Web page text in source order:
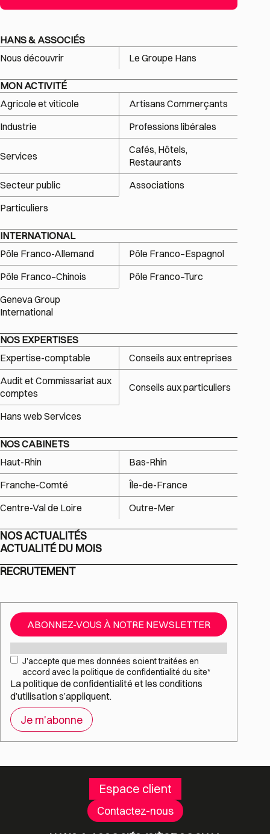
HANS & ASSOCIÉS
Nous découvrir
Le Groupe Hans
MON ACTIVITÉ
Agricole et viticole
Artisans Commerçants
Industrie
Professions libérales
Services
Cafés, Hôtels,
Restaurants
Secteur public
Associations
Particuliers
INTERNATIONAL
Pôle Franco-Allemand
Pôle Franco–Espagnol
Pôle Franco–Chinois
Pôle Franco–Turc
Geneva Group
International
NOS EXPERTISES
Expertise-comptable
Conseils aux entreprises
Audit et Commissariat aux
comptes
Conseils aux particuliers
Hans web Services
NOS CABINETS
Haut-Rhin
Bas-Rhin
Franche-Comté
Île-de-France
Centre-Val de Loire
Outre-Mer
NOS ACTUALITÉS
ACTUALITÉ DU MOIS
RECRUTEMENT
ABONNEZ-VOUS À NOTRE NEWSLETTER
Mail*
RGPD*
J’accepte que mes données soient traitées en
accord avec la politique de confidentialité du site*
Lapolitique de confidentialité et les conditions
d’utilisations’appliquent.
Espace client
Contactez-nous